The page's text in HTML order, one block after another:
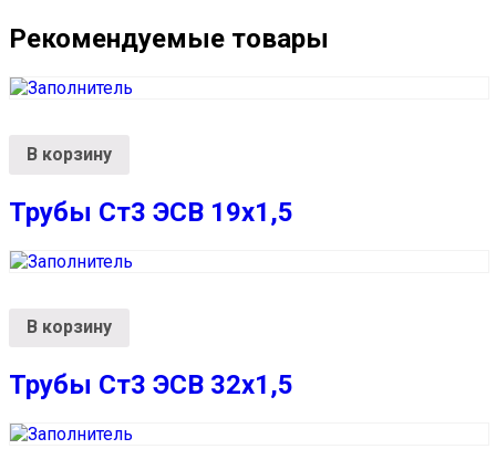
Рекомендуемые товары
В корзину
Трубы Ст3 ЭСВ 19х1,5
В корзину
Трубы Ст3 ЭСВ 32х1,5